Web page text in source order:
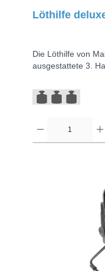
Löthilfe
Die Löthilfe von
ausgestattete 3.